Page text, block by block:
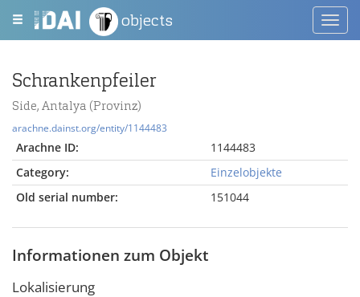
objects
Schrankenpfeiler
Side, Antalya (Provinz)
arachne.dainst.org/entity/1144483
Arachne ID:
1144483
Category:
Einzelobjekte
Old serial number:
151044
Informationen zum Objekt
Lokalisierung